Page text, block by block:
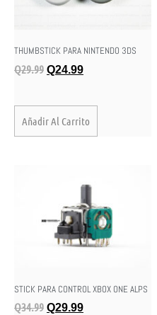
THUMBSTICK PARA NINTENDO 3DS
Q29.99 Q24.99
Añadir Al Carrito
STICK PARA CONTROL XBOX ONE ALPS
Q34.99 Q29.99